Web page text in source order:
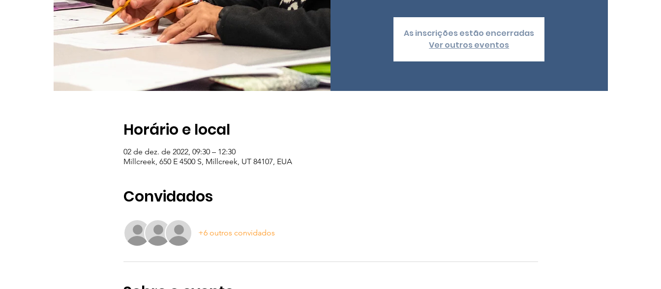
As inscrições estão encerradas
Ver outros eventos
Horário e local
02 de dez. de 2022, 09:30 – 12:30
Millcreek, 650 E 4500 S, Millcreek, UT 84107, EUA
Convidados
+6 outros convidados